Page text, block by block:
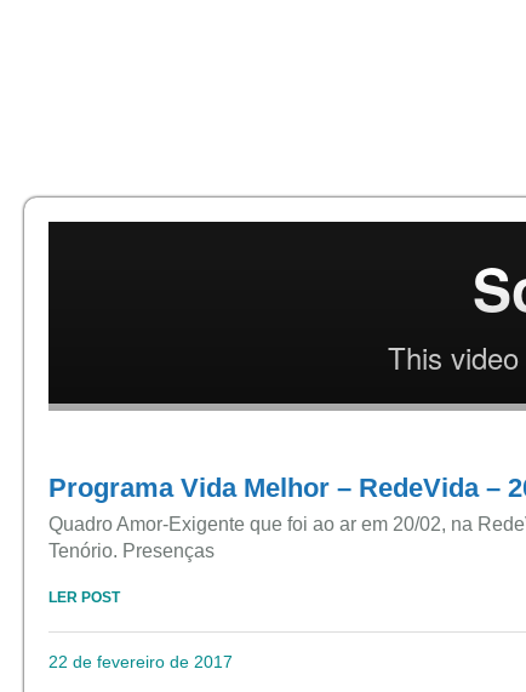
Programa Vida Melhor – RedeVida –
Quadro Amor-Exigente que foi ao ar em 20/02, na
Tenório. Presenças
LER POST
22 de fevereiro de 2017